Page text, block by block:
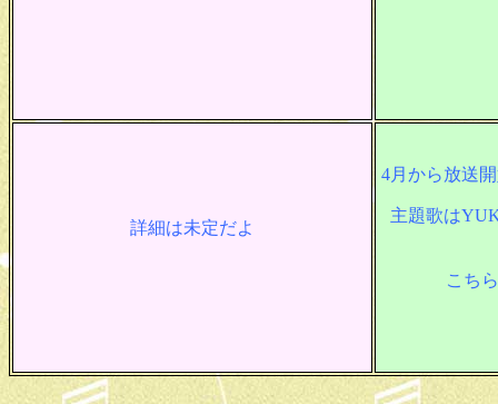
詳細は未定だよ
4月から放送
主題歌は
こち